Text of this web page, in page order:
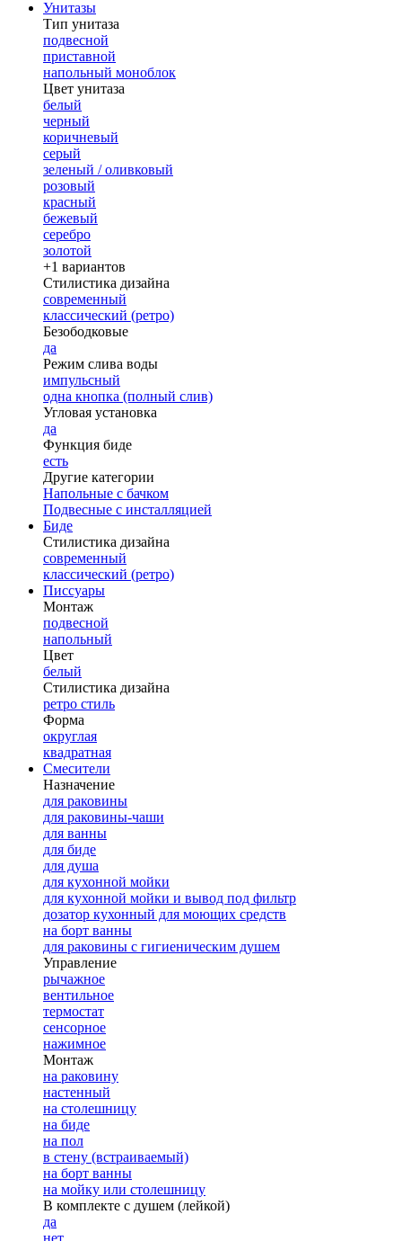
Унитазы
Тип унитаза
подвесной
приставной
напольный моноблок
Цвет унитаза
белый
черный
коричневый
серый
зеленый / оливковый
розовый
красный
бежевый
серебро
золотой
+1 вариантов
Стилистика дизайна
современный
классический (ретро)
Безободковые
да
Режим слива воды
импульсный
одна кнопка (полный слив)
Угловая установка
да
Функция биде
есть
Другие категории
Напольные с бачком
Подвесные с инсталляцией
Биде
Стилистика дизайна
современный
классический (ретро)
Писсуары
Монтаж
подвесной
напольный
Цвет
белый
Стилистика дизайна
ретро стиль
Форма
округлая
квадратная
Смесители
Назначение
для раковины
для раковины-чаши
для ванны
для биде
для душа
для кухонной мойки
для кухонной мойки и вывод под фильтр
дозатор кухонный для моющих средств
на борт ванны
для раковины с гигиеническим душем
Управление
рычажное
вентильное
термостат
сенсорное
нажимное
Монтаж
на раковину
настенный
на столешницу
на биде
на пол
в стену (встраиваемый)
на борт ванны
на мойку или столешницу
В комплекте с душем (лейкой)
да
нет